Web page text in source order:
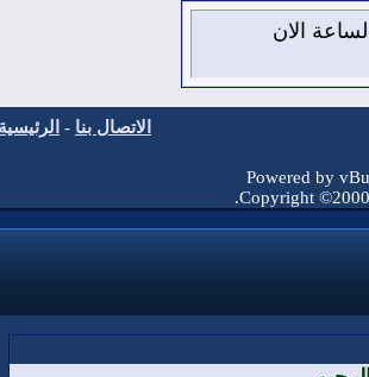
من اغسطس 2026 , الساعة الان
الاتصال بنا - الرئيسية
Powered by
Copyright